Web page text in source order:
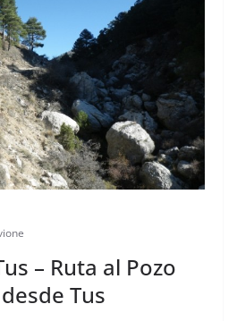
– Ruta al Pozo
Tus